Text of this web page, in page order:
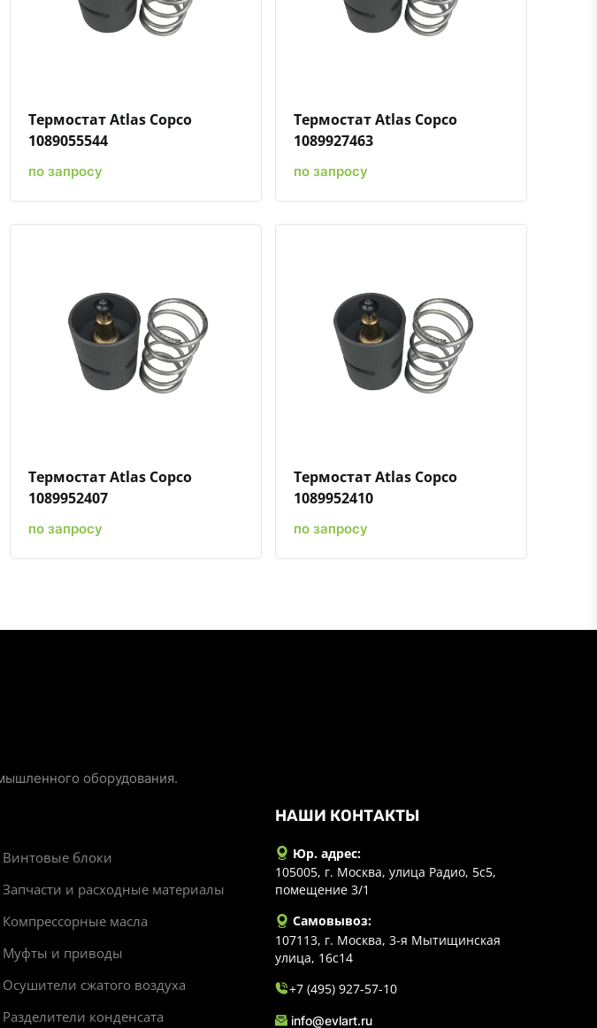
Быстрый просмотрДобавить к сравнениюДобавить в избранное
Термостат Atlas Copco
1089055544
по запросу
Быстрый просмотрДобавить к сравнениюДобавить в избранное
Термостат Atlas Copco
1089927463
по запросу
Быстрый просмотрДобавить к сравнениюДобавить в избранное
Термостат Atlas Copco
1089952407
по запросу
Быстрый просмотрДобавить к сравнениюДобавить в избранное
Термостат Atlas Copco
1089952410
по запросу
оборудования.
Винтовые блоки
Запчасти и расходные материалы
Компрессорные масла
Муфты и приводы
Осушители сжатого воздуха
Разделители конденсата
НАШИ КОНТАКТЫ
Юр. адрес:
105005, г. Москва, улица Радио, 5с5,
помещение 3/1
Самовывоз:
107113, г. Москва, 3-я Мытищинская
улица, 16с14
+7 (495) 927-57-10
info@evlart.ru